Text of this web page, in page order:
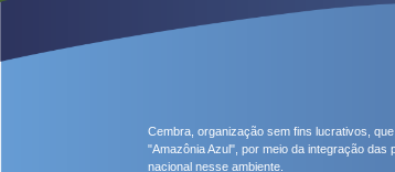
Cembra, organização sem fins lucrativos,
"Amazônia Azul", por meio da integração
nacional nesse ambiente.